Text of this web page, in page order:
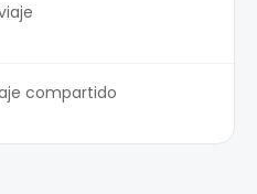
compartido